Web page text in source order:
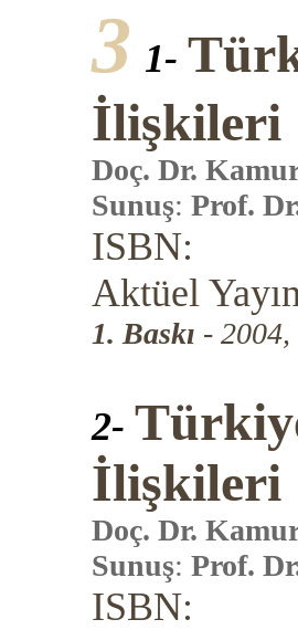
3 1-
İlişkileri
Doç. Dr.
Sunuş: Prof.
ISBN:
Aktüel
1. Baskı - 2004,
2-
İlişkileri
Doç. Dr.
Sunuş: Prof.
ISBN: